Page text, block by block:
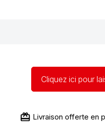
Cliquez ici pour
Livraison offerte en